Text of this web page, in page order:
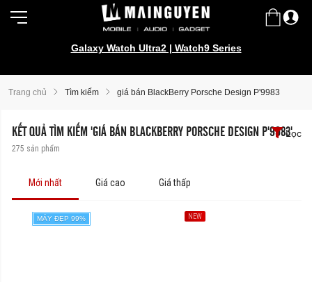
Galaxy Watch Ultra2 | Watch9 Series
Trang chủ Tìm kiếm giá bán BlackBerry Porsche Design P'9983
KẾT QUẢ TÌM KIẾM 'GIÁ BÁN BLACKBERRY PORSCHE DESIGN P'9983'
275 sản phẩm
Lọc
Mới nhất Giá cao Giá thấp
MÁY ĐẸP 99% NEW